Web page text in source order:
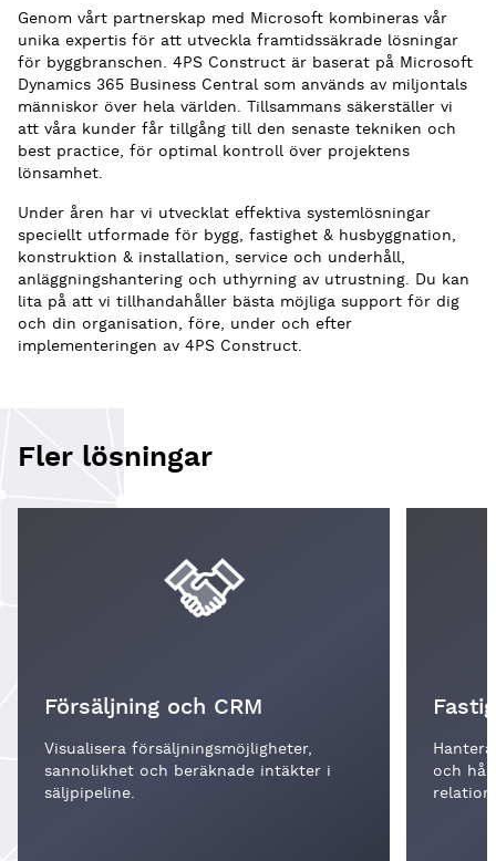
Genom vårt partnerskap med Microsoft kombineras vår
unika expertis för att utveckla framtidssäkrade lösningar
för byggbranschen. 4PS Construct är baserat på Microsoft
Dynamics 365 Business Central som används av miljontals
människor över hela världen. Tillsammans säkerställer vi
att våra kunder får tillgång till den senaste tekniken och
best practice, för optimal kontroll över projektens
lönsamhet.
Under åren har vi utvecklat effektiva systemlösningar
speciellt utformade för bygg, fastighet & husbyggnation,
konstruktion & installation, service och underhåll,
anläggningshantering och uthyrning av utrustning. Du kan
lita på att vi tillhandahåller bästa möjliga support för dig
och din organisation, före, under och efter
implementeringen av 4PS Construct.
Fler lösningar
Försäljning och CRM
Visualisera försäljningsmöjligheter,
sannolikhet och beräknade intäkter i
säljpipeline.
och